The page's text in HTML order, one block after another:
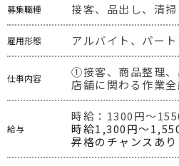
募集職種 接客、品出し、清掃
雇用形態 アルバイト、パート
仕事内容
①接客、商品整理、
店舗に関わる作業
給与
時給：1300円～
時給1,300円〜
昇格のチャンスあり